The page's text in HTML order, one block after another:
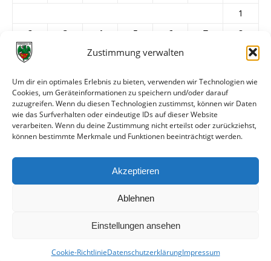
Zustimmung verwalten
Um dir ein optimales Erlebnis zu bieten, verwenden wir Technologien wie
Cookies, um Geräteinformationen zu speichern und/oder darauf
zuzugreifen. Wenn du diesen Technologien zustimmst, können wir Daten
wie das Surfverhalten oder eindeutige IDs auf dieser Website
verarbeiten. Wenn du deine Zustimmung nicht erteilst oder zurückziehst,
können bestimmte Merkmale und Funktionen beeinträchtigt werden.
Akzeptieren
Ablehnen
Einstellungen ansehen
Cookie-RichtlinieDatenschutzerklärungImpressum
1
2
3 4 5 6 7
8
9
11 12 13
23
24 25 26 27 28
30
31
« Apr.
Juni »
ARCHIV
© VfR Wormatia Worms